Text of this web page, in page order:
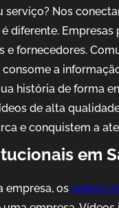
serviço? Nos
diferente.
fornecedores.
a
história de forma
de alta
e conquistem a
em
empresa, os vídeos